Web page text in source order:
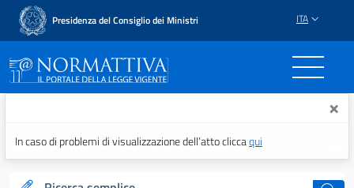
Presidenza del Consiglio dei Ministri ITA
Normattiva - Il portale ×
In caso di problemi di visualizzazione dell’atto cliccaqui